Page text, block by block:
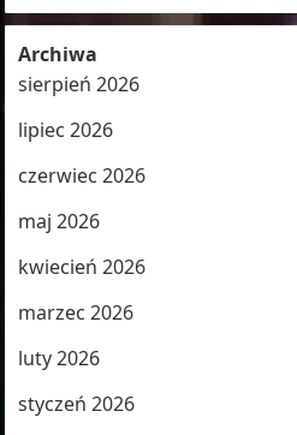
Archiwa
sierpień 2026
lipiec 2026
czerwiec 2026
maj 2026
kwiecień 2026
marzec 2026
luty 2026
styczeń 2026